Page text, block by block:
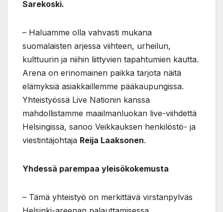
Sarekoski.
– Haluamme olla vahvasti mukana
suomalaisten arjessa viihteen, urheilun,
kulttuurin ja niihin liittyvien tapahtumien kautta.
Arena on erinomainen paikka tarjota näitä
elämyksiä asiakkaillemme pääkaupungissa.
Yhteistyössä Live Nationin kanssa
mahdollistamme maailmanluokan live-viihdettä
Helsingissä, sanoo Veikkauksen henkilöstö- ja
viestintäjohtaja Reija Laaksonen.
Yhdessä parempaa yleisökokemusta
– Tämä yhteistyö on merkittävä virstanpylväs